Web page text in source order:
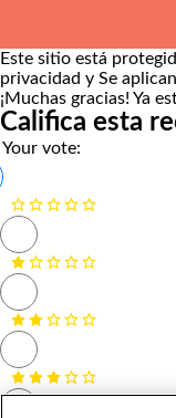
Este sitio está
privacidad y Se
¡Muchas gracias! Ya
Califica esta
Your vote: